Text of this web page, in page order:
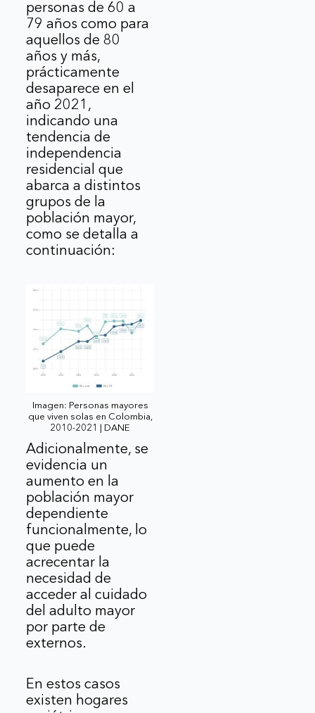
personas de 60 a
79 años como para
aquellos de 80
años y más,
prácticamente
desaparece en el
año 2021,
indicando una
tendencia de
independencia
residencial que
abarca a distintos
grupos de la
población mayor,
como se detalla a
continuación:
Imagen: Personas mayores
que viven solas en Colombia,
2010-2021 | DANE
Adicionalmente, se
evidencia un
aumento en la
población mayor
dependiente
funcionalmente, lo
que puede
acrecentar la
necesidad de
acceder al cuidado
del adulto mayor
por parte de
externos.
En estos casos
existen hogares